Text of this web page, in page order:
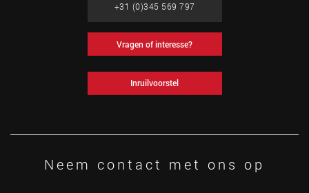
+31 (0)345 569 797
Vragen of interesse?
Inruilvoorstel
Neem contact met ons op